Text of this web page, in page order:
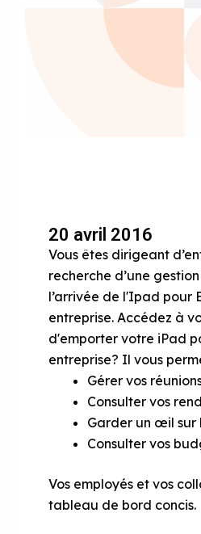
20 avril 2016
Vous êtes dirigeant
recherche d’une
l’arrivée de l'Ipad pour
entreprise. Accédez à
d'emporter votre iPad
entreprise? Il vous
Gérer vos
Consulter vos
Garder un œil sur
Consulter vos
Vos employés et vos
tableau de bord concis.